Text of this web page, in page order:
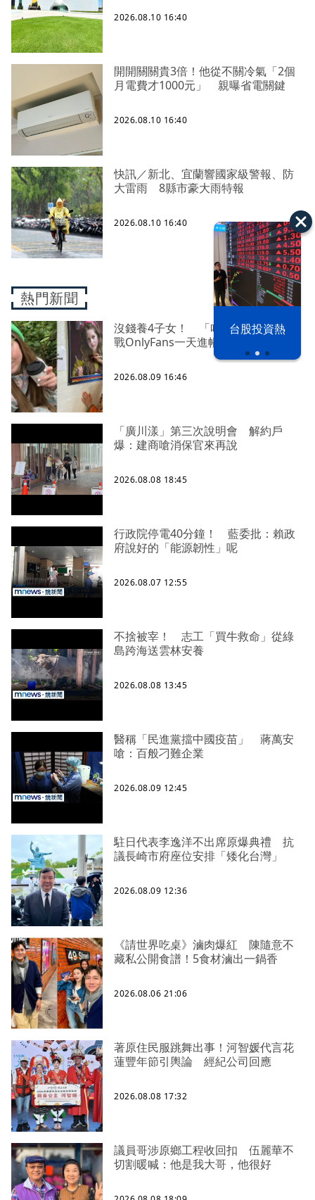
漢光42演習 台股投資熱
2026.08.10 16:40
開開關關貴3倍！他從不關冷氣「2個
月電費才1000元」 親曝省電關鍵
2026.08.10 16:40
快訊／新北、宜蘭響國家級警報、防
大雷雨 8縣市豪大雨特報
2026.08.10 16:40
熱門新聞
沒錢養4子女！ 「哈利波特」女星轉
戰OnlyFans一天進帳65萬
2026.08.09 16:46
「廣川漾」第三次說明會 解約戶
爆：建商嗆消保官來再說
2026.08.08 18:45
行政院停電40分鐘！ 藍委批：賴政
府說好的「能源韌性」呢
2026.08.07 12:55
不捨被宰！ 志工「買牛救命」從綠
島跨海送雲林安養
2026.08.08 13:45
醫稱「民進黨擋中國疫苗」 蔣萬安
嗆：百般刁難企業
2026.08.09 12:45
駐日代表李逸洋不出席原爆典禮 抗
議長崎市府座位安排「矮化台灣」
2026.08.09 12:36
《請世界吃桌》滷肉爆紅 陳隨意不
藏私公開食譜！5食材滷出一鍋香
2026.08.06 21:06
著原住民服跳舞出事！河智媛代言花
蓮豐年節引輿論 經紀公司回應
2026.08.08 17:32
議員哥涉原鄉工程收回扣 伍麗華不
切割暖喊：他是我大哥，他很好